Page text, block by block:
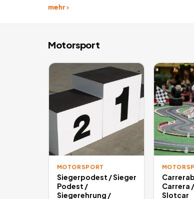
Motorsport-Geräte stehen in dieser
mehr ›
Motorsport
MOTORSPORT
Siegerpodest / Sieger
Podest /
Siegerehrung /
Carrera
Slotcar